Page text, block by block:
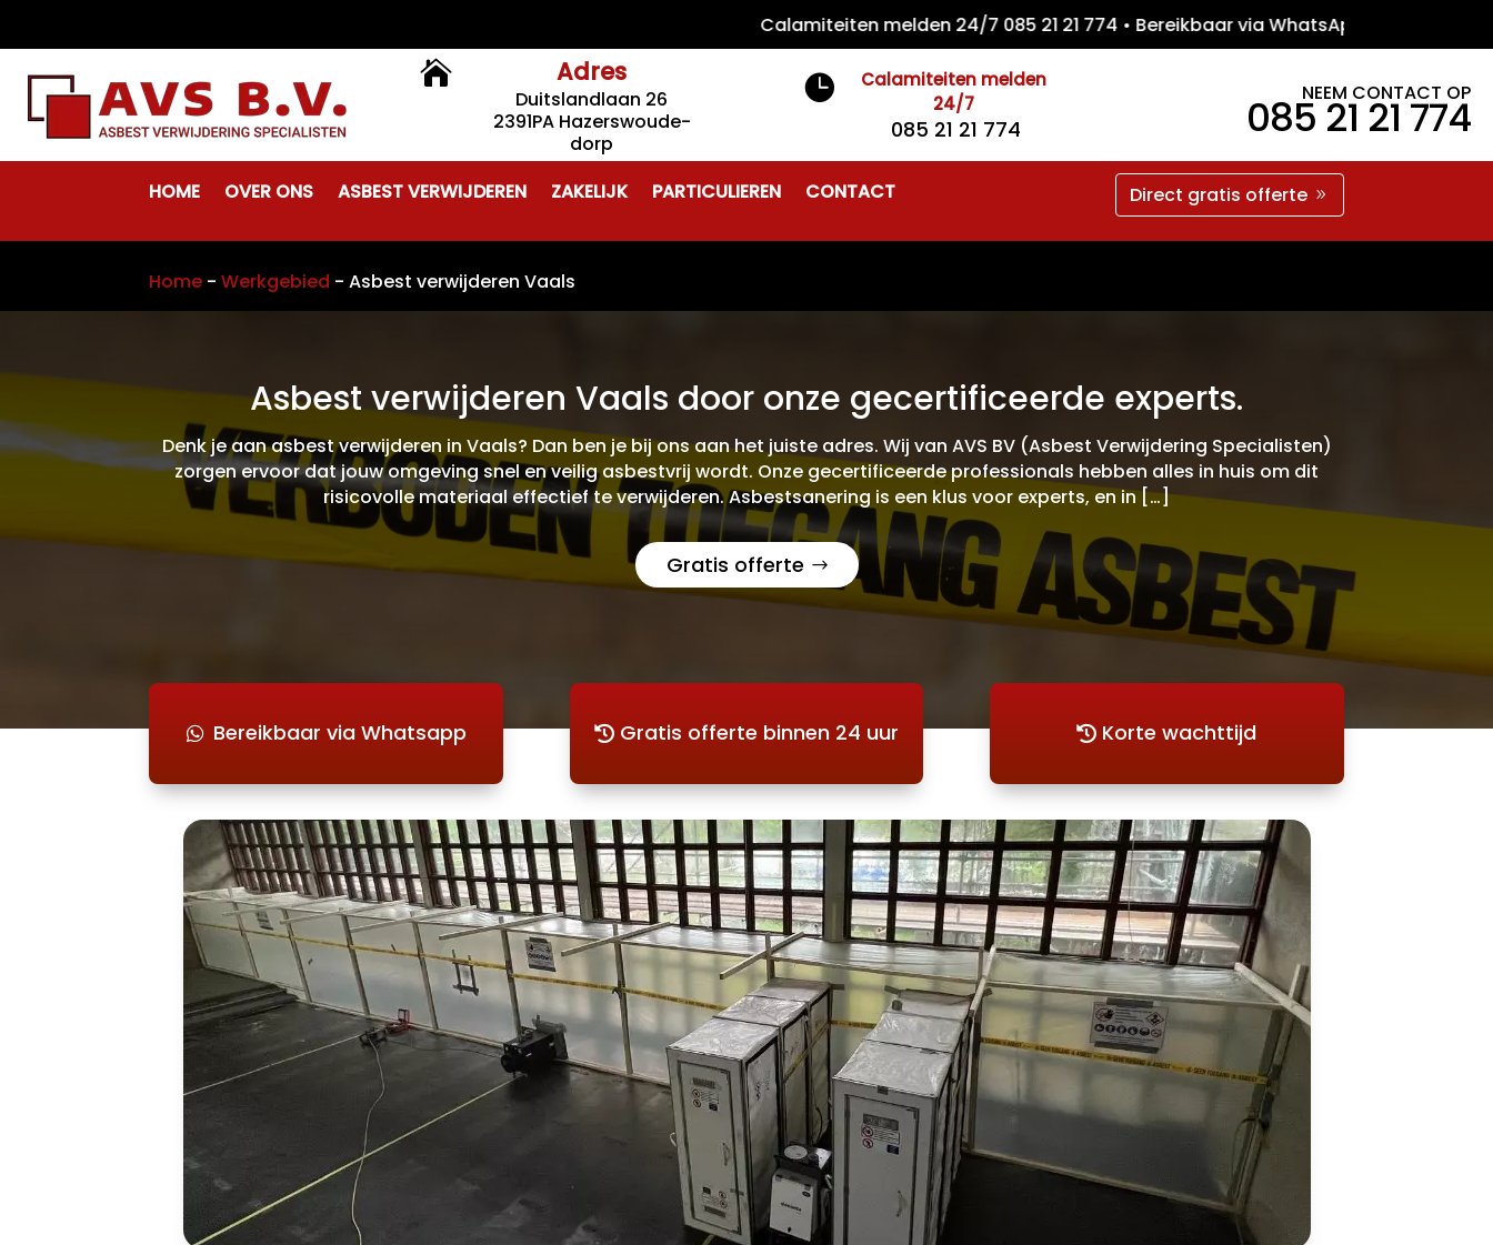
Calamiteiten melden 24/7 085 21 21 774 • Bereikbaar via WhatsApp •
 Adres
Duitslandlaan 26
2391PA Hazerswoude-
dorp

Calamiteiten melden
24/7
085 21 21 774
NEEM CONTACT OP
085 21 21 774
HOME OVER ONS ASBEST VERWIJDEREN ZAKELIJK PARTICULIEREN CONTACT Direct gratis offerte
Home -Werkgebied -Asbest verwijderen Vaals
Asbest verwijderen Vaals door onze gecertificeerde experts.
Denk je aan asbest verwijderen in Vaals? Dan ben je bij ons aan het juiste adres. Wij van AVS BV (Asbest Verwijdering Specialisten)
zorgen ervoor dat jouw omgeving snel en veilig asbestvrij wordt. Onze gecertificeerde professionals hebben alles in huis om dit
risicovolle materiaal effectief te verwijderen. Asbestsanering is een klus voor experts, en in […]
Gratis offerte
Bereikbaar via Whatsapp Gratis offerte binnen 24 uur Korte wachttijd